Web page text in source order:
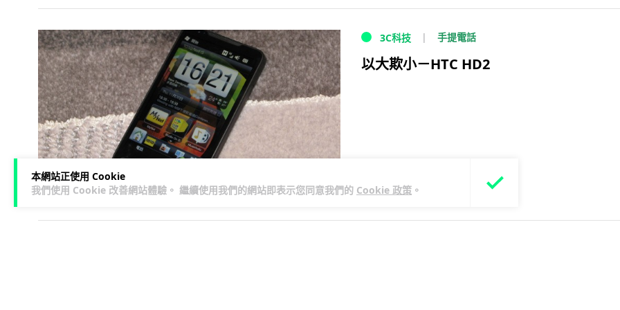
本網站正使用 Cookie
我們使用 Cookie 改善網站體驗。 繼續使用我們的網站即表示您同意我們的 Cookie 政策 。
3C科技 手提電話
以大欺小－HTC HD2
17 年前